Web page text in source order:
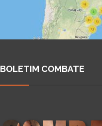
BOLETIM COMBATE